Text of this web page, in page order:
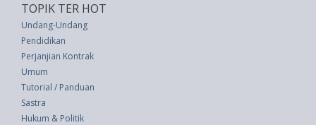
TOPIK TER HOT
Undang-Undang
Pendidikan
Perjanjian Kontrak
Umum
Tutorial / Panduan
Sastra
Hukum & Politik